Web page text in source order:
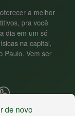
a melhor
pra você
dia em um só
na capital,
Paulo. Vem ser
de novo